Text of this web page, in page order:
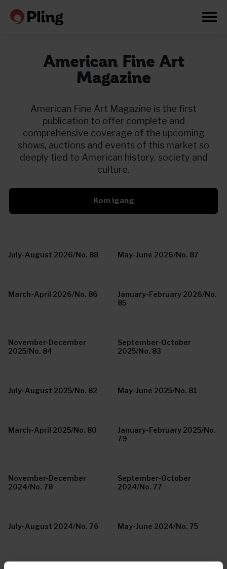
American Fine Art
Magazine
American Fine Art Magazine is the first
publication to offer complete and
comprehensive coverage of the upcoming
shows, auctions and events of this market so
deeply tied to American history, society and
culture.
Kom igang
July-August 2026/No. 88 May-June 2026/No. 87
March-April 2026/No. 86
January-February 2026/No.
85
November-December
2025/No. 84
September-October
2025/No. 83
July-August 2025/No. 82 May-June 2025/No. 81
March-April 2025/No. 80
January-February 2025/No.
79
November-December
2024/No. 78
September-October
2024/No. 77
July-August 2024/No. 76 May-June 2024/No. 75